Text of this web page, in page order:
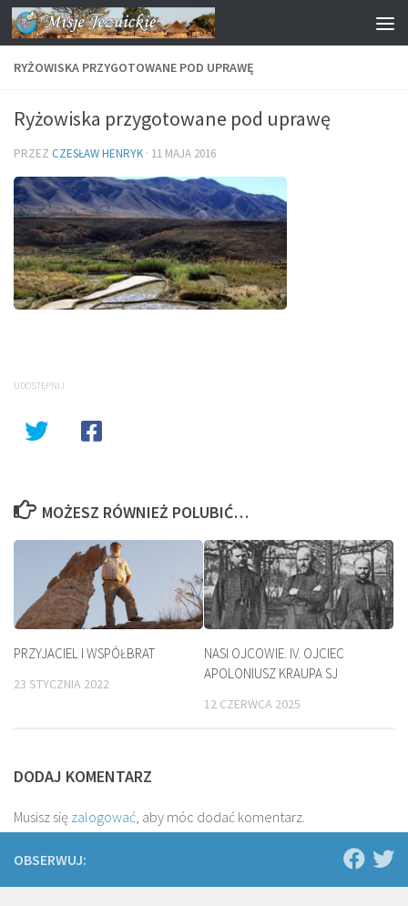
Przejdź do treści
RYŻOWISKA PRZYGOTOWANE POD UPRAWĘ
Ryżowiska przygotowane pod uprawę
PRZEZ CZESŁAW HENRYK · 11 MAJA 2016
UDOSTĘPNIJ
MOŻESZ RÓWNIEŻ POLUBIĆ…
PRZYJACIEL I WSPÓŁBRAT
23 STYCZNIA 2022
NASI OJCOWIE. IV. OJCIEC
APOLONIUSZ KRAUPA SJ
12 CZERWCA 2025
DODAJ KOMENTARZ
Musisz się zalogować, aby móc dodać komentarz.
OBSERWUJ: